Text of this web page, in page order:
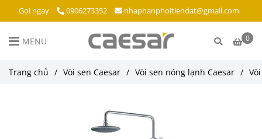
Gọi ngay 0906273352 nhaphanphoitiendat@gmail.com
0
MENU
Trang chủ / Vòi sen Caesar / Vòi sen nóng lạnh Caesar /